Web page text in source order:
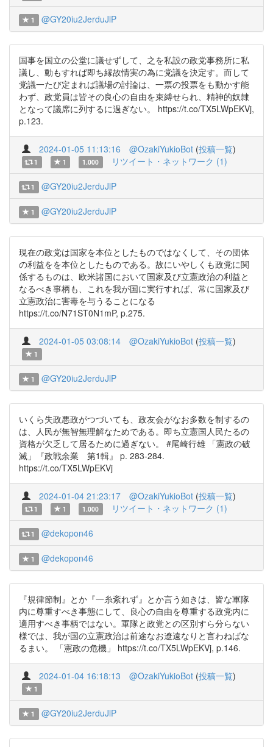
1 @GY20iu2JerduJlP
国事を国立の公堂に議せずして、之を私設の政党事務所に私
議し、動もすれば即ち縁故情実の為に党議を決定す。而して
党議一たび定まれば議場の討論は、一票の投票をも動かす能
わず、政党員は皆その良心の自由を束縛せられ、精神的奴隷
となって議席に列するに過ぎない。 https://t.co/TX5LWpEKVj,
p.123.
2024-01-05 11:13:16 @OzakiYukioBot (投稿一覧)
1 1 1.000 リツイート・ネットワーク (1)
1 @GY20iu2JerduJlP
1 @GY20iu2JerduJlP
現在の政党は国家を本位としたものではなくして、その団体
の利益をを本位としたものである。故にいやしくも政党に関
係するものは、欧米諸国において国家及び立憲政治の利益と
なるべき事柄も、これを我が国に実行すれば、常に国家及び
立憲政治に害毒を与うることになる
https://t.co/N71ST0N1mP, p.275.
2024-01-05 03:08:14 @OzakiYukioBot (投稿一覧)
1
1 @GY20iu2JerduJlP
いくら失政悪政がつづいても、政友会がなお多数を制するの
は、人民が無智無理解なためである。即ち立憲国人民たるの
資格が欠乏して居るために過ぎない。 #尾崎行雄 「憲政の破
滅」『政戦余業 第1輯』 p. 283-284.
https://t.co/TX5LWpEKVj
2024-01-04 21:23:17 @OzakiYukioBot (投稿一覧)
1 1 1.000 リツイート・ネットワーク (1)
1 @dekopon46
1 @dekopon46
『規律節制』とか『一糸紊れず』とか言う如きは、皆な軍隊
内に尊重すべき事態にして、良心の自由を尊重する政党内に
適用すべき事柄ではない。軍隊と政党との区別すら分らない
様では、我が国の立憲政治は前途なお遼遠なりと言わねばな
るまい。 「憲政の危機」 https://t.co/TX5LWpEKVj, p.146.
2024-01-04 16:18:13 @OzakiYukioBot (投稿一覧)
1
1 @GY20iu2JerduJlP